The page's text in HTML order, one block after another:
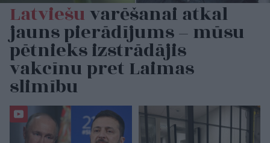
Latviešuvarēšanai atkal
jauns pierādījums – mūsu
pētnieks izstrādājis
vakcīnu pret Laimas
slimību